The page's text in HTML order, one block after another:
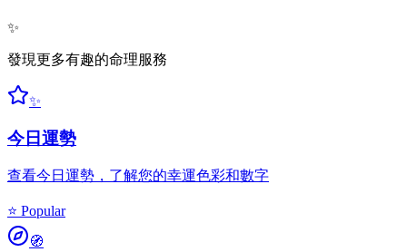
✨
發現更多有趣的命理服務
✨
今日運勢
查看今日運勢，了解您的幸運色彩和數字
⭐ Popular
🧭